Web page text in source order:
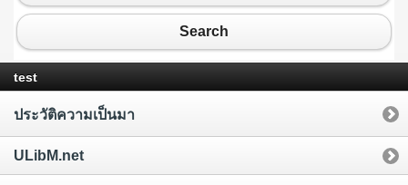
Search
test
ประวัติความเป็นมา
ULibM.net